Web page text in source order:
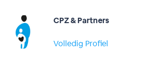
CPZ & Partners
Volledig Profiel